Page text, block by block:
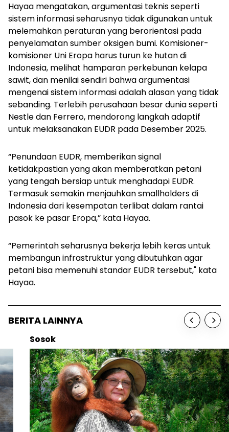
Hayaa mengatakan, argumentasi teknis seperti
sistem informasi seharusnya tidak digunakan untuk
melemahkan peraturan yang berorientasi pada
penyelamatan sumber oksigen bumi. Komisioner-
komisioner Uni Eropa harus turun ke hutan di
Indonesia, melihat hamparan perkebunan kelapa
sawit, dan menilai sendiri bahwa argumentasi
mengenai sistem informasi adalah alasan yang tidak
sebanding. Terlebih perusahaan besar dunia seperti
Nestle dan Ferrero, mendorong langkah adaptif
untuk melaksanakan EUDR pada Desember 2025.
“Penundaan EUDR, memberikan signal
ketidakpastian yang akan memberatkan petani
yang tengah bersiap untuk menghadapi EUDR.
Termasuk semakin menjauhkansmallholdersdi
Indonesia dari kesempatan terlibat dalam rantai
pasok ke pasar Eropa,” kata Hayaa.
“Pemerintah seharusnya bekerja lebih keras untuk
membangun infrastruktur yang dibutuhkan agar
petani bisa memenuhi standar EUDR tersebut," kata
Hayaa.
BERITA LAINNYA
Sosok